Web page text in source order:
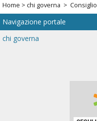
menù
di
navigazione
Home > chi governa > Consiglio
Navigazione portale
chi governa